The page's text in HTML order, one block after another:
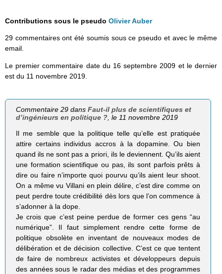
Contributions sous le pseudo Olivier Auber
29 commentaires ont été soumis sous ce pseudo et avec le même
email.
Le premier commentaire date du 16 septembre 2009 et le dernier
est du 11 novembre 2019.
Commentaire 29 dansFaut-il plus de scientifiques et
d’ingénieurs en politique ?, le 11 novembre 2019
Il me semble que la politique telle qu’elle est pratiquée
attire certains individus accros à la dopamine. Ou bien
quand ils ne sont pas a priori, ils le deviennent. Qu’ils aient
une formation scientifique ou pas, ils sont parfois prêts à
dire ou faire n’importe quoi pourvu qu’ils aient leur shoot.
On a même vu Villani en plein délire, c’est dire comme on
peut perdre toute crédibilité dès lors que l’on commence à
s’adonner à la dope.
Je crois que c’est peine perdue de former ces gens “au
numérique”. Il faut simplement rendre cette forme de
politique obsolète en inventant de nouveaux modes de
délibération et de décision collective. C’est ce que tentent
de faire de nombreux activistes et développeurs depuis
des années sous le radar des médias et des programmes